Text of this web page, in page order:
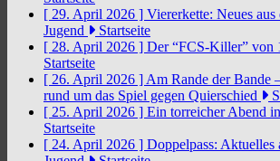
[ 29. April 2026 ] Viererkette: Neues aus
Jugend
Startseite
[ 28. April 2026 ] Der “FCS-Killer” von
Startseite
[ 26. April 2026 ] Am Rande der Bande
rund um das Spiel gegen Quierschied
[ 25. April 2026 ] Ein torreicher Abend
Startseite
[ 24. April 2026 ] Doppelpass: Aktuelles